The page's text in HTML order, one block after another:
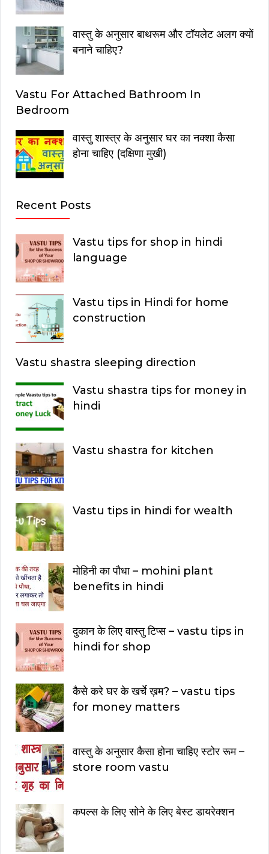
वास्तु के अनुसार बाथरूम और टॉयलेट अलग क्यों
बनाने चाहिए?
Vastu For Attached Bathroom In
Bedroom
वास्तु शास्त्र के अनुसार घर का नक्शा कैसा
होना चाहिए (दक्षिणा मुखी)
Recent Posts
Vastu tips for shop in hindi
language
Vastu tips in Hindi for home
construction
Vastu shastra sleeping direction
Vastu shastra tips for money in
hindi
Vastu shastra for kitchen
Vastu tips in hindi for wealth
मोहिनी का पौधा – mohini plant
benefits in hindi
दुकान के लिए वास्तु टिप्स – vastu tips in
hindi for shop
कैसे करे घर के खर्चे ख़म? – vastu tips
for money matters
वास्तु के अनुसार कैसा होना चाहिए स्टोर रूम –
store room vastu
कपल्स के लिए सोने के लिए बेस्ट डायरेक्शन